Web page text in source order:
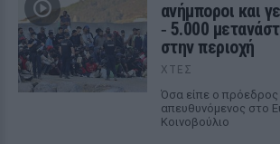
ανήμποροι και
‑ 5.000
στην περιοχή
ΧΤΕΣ
Όσα είπε ο
απευθυνόμενος στο
Κοινοβούλιο